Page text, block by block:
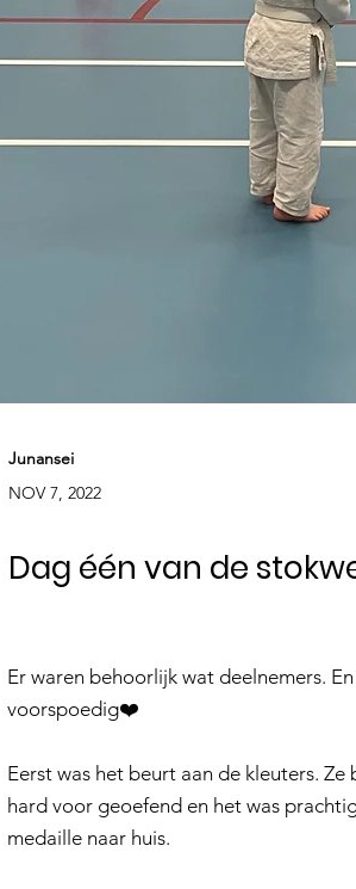
Junansei
NOV 7, 2022
Dag één van de
Er waren behoorlijk wat deelnemers.
voorspoedig❤️
Eerst was het beurt aan de kleuters.
hard voor geoefend en het was
medaille naar huis.